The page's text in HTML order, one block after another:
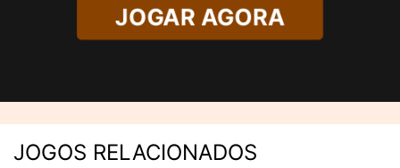
JOGAR AGORA
JOGOS RELACIONADOS